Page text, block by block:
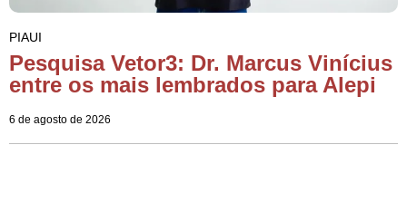
PIAUI
Pesquisa Vetor3: Dr. Marcus Vinícius
entre os mais lembrados para Alepi
6 de agosto de 2026